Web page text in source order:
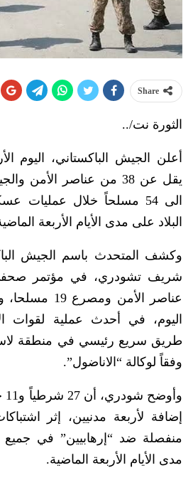
Share
الثورة نت/..
أعلن الجيش الباكستاني، اليوم
الى 54 مسلحاً خلال
البلاد على مدى الأيام الأربعة
وكشف المتحدث باسم الجيش
عناصر الأمن
اليوم، في أحدث عملية لقوات
طريق سريع رئيسي في منطقة
وفقاً لوكالة “الاناضول”.
إضافة لأربعة مدنيين، إثر
منفصلة ضد “إرهابيين” في جميع
مدى الأيام الأربعة الماضية.